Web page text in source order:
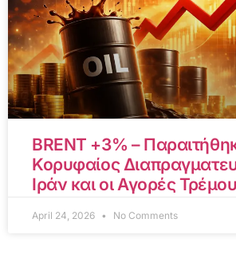
BRENT +3% –
Κορυφαίος
Ιράν και οι Αγορές
April 24, 2026 No Comments